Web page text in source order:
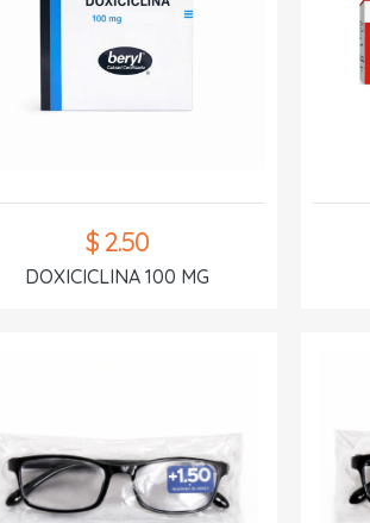
$ 2.50
DOXICICLINA 100 MG